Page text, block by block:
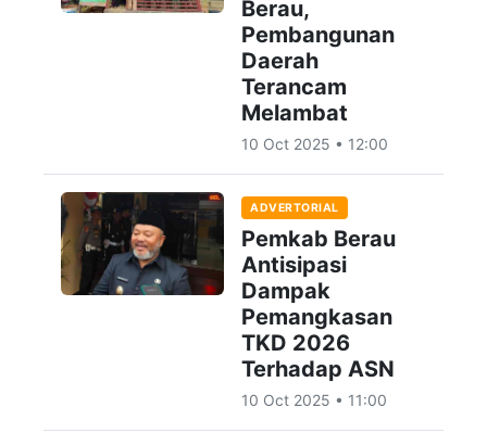
Berau,
Pembangunan
Daerah
Terancam
Melambat
10 Oct 2025 • 12:00
ADVERTORIAL
Pemkab Berau
Antisipasi
Dampak
Pemangkasan
TKD 2026
Terhadap ASN
10 Oct 2025 • 11:00